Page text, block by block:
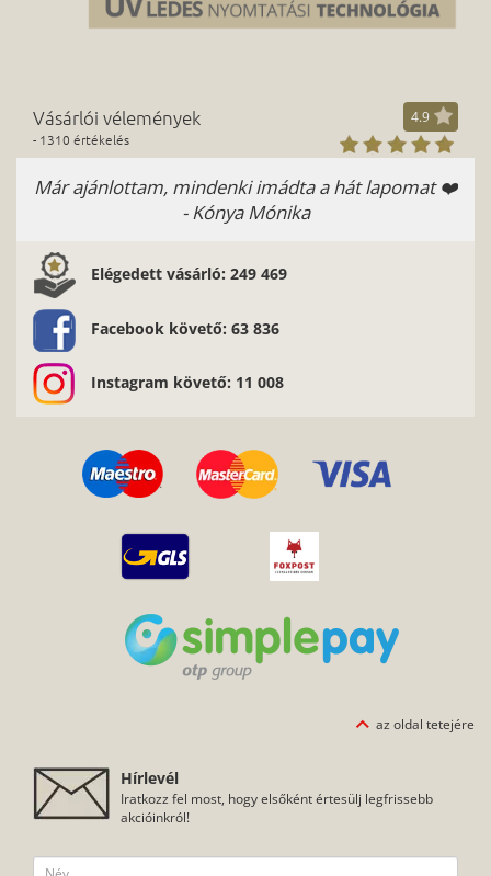
Vásárlói vélemények
- 1310 értékelés
4.9
Már ajánlottam, mindenki imádta a hát lapomat ❤️
- Kónya Mónika
Elégedett vásárló: 249 469
Facebook követő: 63 836
Instagram követő: 11 008
az oldal tetejére
Hírlevél
Iratkozz fel most, hogy elsőként értesülj legfrissebb
akcióinkról!